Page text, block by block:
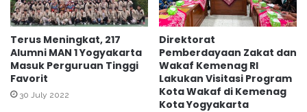
n
S
T
Q
H
2
0
e
m
a
n
t
r
e
Terus Meningkat, 217
Alumni MAN 1 Yogyakarta
Masuk Perguruan Tinggi
Favorit
30 July 2022
Direktorat
Pemberdayaan Zakat dan
Wakaf Kemenag RI
Lakukan Visitasi Program
Kota Wakaf di Kemenag
Kota Yogyakarta